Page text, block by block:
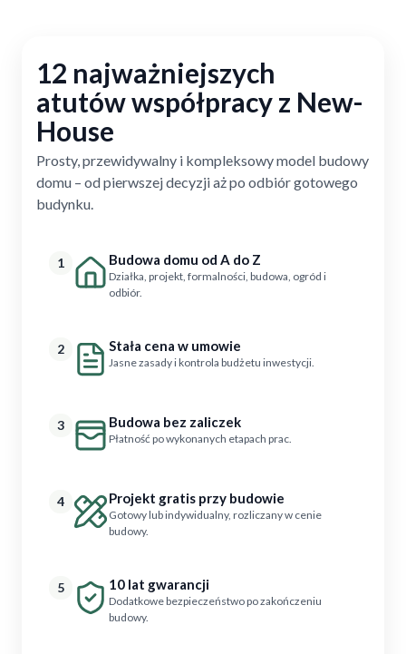
12 najważniejszych
atutów współpracy z New-
House
Prosty, przewidywalny i kompleksowy model budowy
domu – od pierwszej decyzji aż po odbiór gotowego
budynku.
1 Budowa domu od A do Z
Działka, projekt, formalności, budowa, ogród i
odbiór.
2 Stała cena w umowie
Jasne zasady i kontrola budżetu inwestycji.
3 Budowa bez zaliczek
Płatność po wykonanych etapach prac.
4 Projekt gratis przy budowie
Gotowy lub indywidualny, rozliczany w cenie
budowy.
5 10 lat gwarancji
Dodatkowe bezpieczeństwo po zakończeniu
budowy.